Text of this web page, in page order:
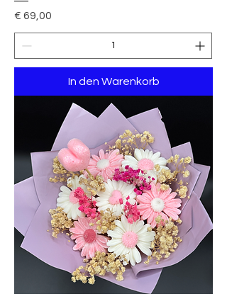
Preis
€ 69,00
In den Warenkorb